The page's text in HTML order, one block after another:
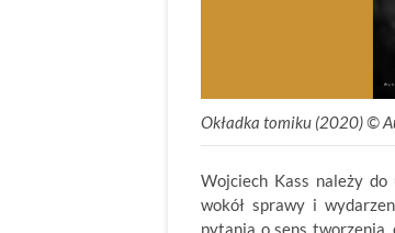
Okładka tomiku (2020) ©
Wojciech Kass należy
wokół sprawy i
pytania o sens tworzenia,